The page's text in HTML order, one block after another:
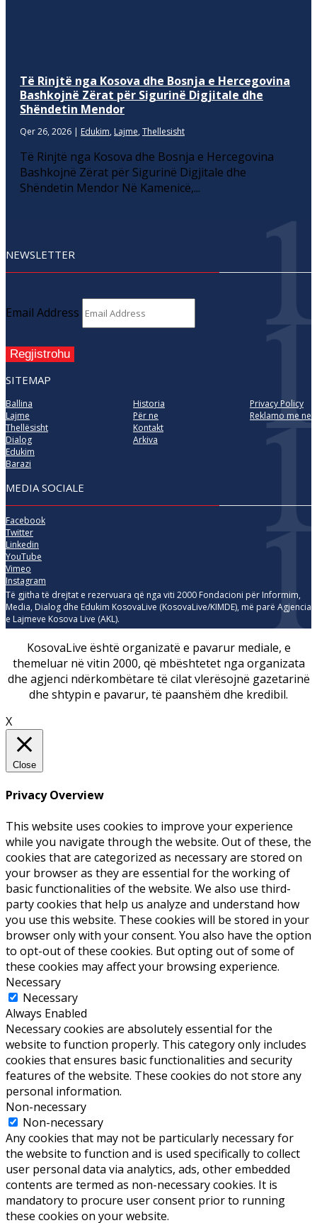
Të Rinjtë nga Kosova dhe Bosnja e Hercegovina
Bashkojnë Zërat për Sigurinë Digjitale dhe
Shëndetin Mendor
Qer 26, 2026 | Edukim, Lajme, Thellesisht
Të Rinjtë nga Kosova dhe Bosnja e Hercegovina
Bashkojnë Zërat për Sigurinë Digjitale dhe
Shëndetin Mendor Në Kamenicë,...
NEWSLETTER
Email Address
Regjistrohu
SITEMAP
Ballina
Lajme
Thellësisht
Dialog
Edukim
Barazi
Historia
Për ne
Kontakt
Arkiva
Privacy Policy
Reklamo me ne
MEDIA SOCIALE
Facebook
Twitter
Linkedin
YouTube
Vimeo
Instagram
Të gjitha të drejtat e rezervuara që nga viti 2000 Fondacioni për Informim,
Media, Dialog dhe Edukim KosovaLive (KosovaLive/KIMDE), më parë Agjencia
e Lajmeve Kosova Live (AKL).
KosovaLive është organizatë e pavarur mediale, e
themeluar në vitin 2000, që mbështetet nga organizata
dhe agjenci ndërkombëtare të cilat vlerësojnë gazetarinë
dhe shtypin e pavarur, të paanshëm dhe kredibil.
X
Close
Privacy Overview
This website uses cookies to improve your experience
while you navigate through the website. Out of these, the
cookies that are categorized as necessary are stored on
your browser as they are essential for the working of
basic functionalities of the website. We also use third-
party cookies that help us analyze and understand how
you use this website. These cookies will be stored in your
browser only with your consent. You also have the option
to opt-out of these cookies. But opting out of some of
these cookies may affect your browsing experience.
Necessary
Necessary
Always Enabled
Necessary cookies are absolutely essential for the
website to function properly. This category only includes
cookies that ensures basic functionalities and security
features of the website. These cookies do not store any
personal information.
Non-necessary
Non-necessary
Any cookies that may not be particularly necessary for
the website to function and is used specifically to collect
user personal data via analytics, ads, other embedded
contents are termed as non-necessary cookies. It is
mandatory to procure user consent prior to running
these cookies on your website.